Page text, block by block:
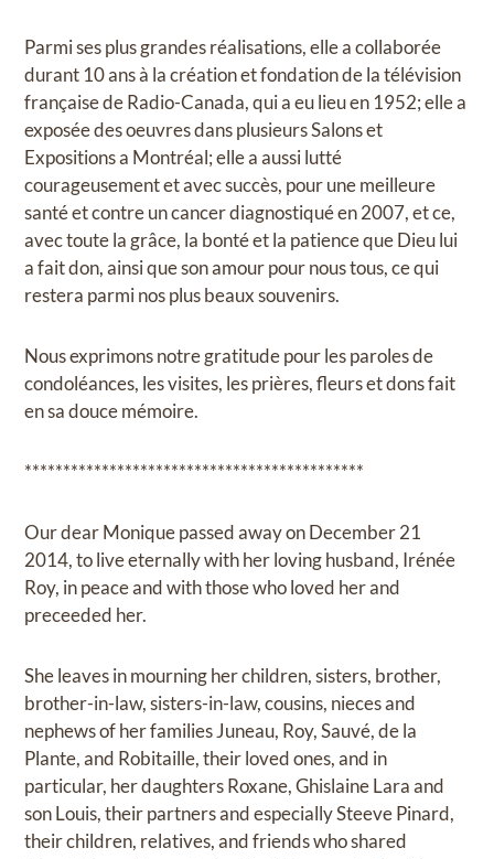
Parmi ses plus grandes réalisations, elle a collaborée
durant 10 ans à la création et fondation de la télévision
française de Radio-Canada, qui a eu lieu en 1952; elle a
exposée des oeuvres dans plusieurs Salons et
Expositions a Montréal; elle a aussi lutté
courageusement et avec succès, pour une meilleure
santé et contre un cancer diagnostiqué en 2007, et ce,
avec toute la grâce, la bonté et la patience que Dieu lui
a fait don, ainsi que son amour pour nous tous, ce qui
restera parmi nos plus beaux souvenirs.
Nous exprimons notre gratitude pour les paroles de
condoléances, les visites, les prières, fleurs et dons fait
en sa douce mémoire.
********************************************
Our dear Monique passed away on December 21
2014, to live eternally with her loving husband, Irénée
Roy, in peace and with those who loved her and
preceeded her.
She leaves in mourning her children, sisters, brother,
brother-in-law, sisters-in-law, cousins, nieces and
nephews of her families Juneau, Roy, Sauvé, de la
Plante, and Robitaille, their loved ones, and in
particular, her daughters Roxane, Ghislaine Lara and
son Louis, their partners and especially Steeve Pinard,
their children, relatives, and friends who shared